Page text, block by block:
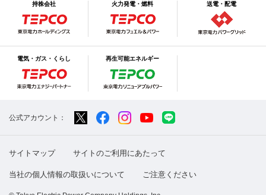
持株会社 火力発電・燃料 送電・配電
電気・ガス・くらし 再生可能エネルギー
公式アカウント：
サイトマップ サイトのご利用にあたって
当社の個人情報の取扱いについて ご注意ください